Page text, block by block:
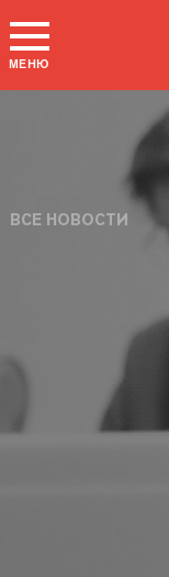
МЕНЮ
ВСЕ НОВОСТИ